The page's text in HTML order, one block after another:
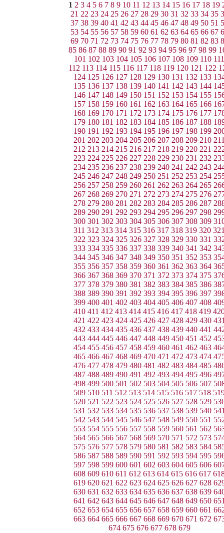
1 2 3 4 5 6 7 8 9 10 11 12 13 14 15 16 17 18 19
21 22 23 24 25 26 27 28 29 30 31 32 33 34 35
37 38 39 40 41 42 43 44 45 46 47 48 49 50 51
53 54 55 56 57 58 59 60 61 62 63 64 65 66 67
69 70 71 72 73 74 75 76 77 78 79 80 81 82 83
85 86 87 88 89 90 91 92 93 94 95 96 97 98 99
101 102 103 104 105 106 107 108 109 110 111
112 113 114 115 116 117 118 119 120 121 122
124 125 126 127 128 129 130 131 132 133
135 136 137 138 139 140 141 142 143 144
146 147 148 149 150 151 152 153 154 155
157 158 159 160 161 162 163 164 165 166
168 169 170 171 172 173 174 175 176 177
179 180 181 182 183 184 185 186 187 188
190 191 192 193 194 195 196 197 198 199
201 202 203 204 205 206 207 208 209 210
212 213 214 215 216 217 218 219 220 221
223 224 225 226 227 228 229 230 231 232
234 235 236 237 238 239 240 241 242 243
245 246 247 248 249 250 251 252 253 254
256 257 258 259 260 261 262 263 264 265
267 268 269 270 271 272 273 274 275 276
278 279 280 281 282 283 284 285 286 287
289 290 291 292 293 294 295 296 297 298
300 301 302 303 304 305 306 307 308 309
311 312 313 314 315 316 317 318 319 320
322 323 324 325 326 327 328 329 330 331
333 334 335 336 337 338 339 340 341 342
344 345 346 347 348 349 350 351 352 353
355 356 357 358 359 360 361 362 363 364
366 367 368 369 370 371 372 373 374 375
377 378 379 380 381 382 383 384 385 386
388 389 390 391 392 393 394 395 396 397
399 400 401 402 403 404 405 406 407 408
410 411 412 413 414 415 416 417 418 419
421 422 423 424 425 426 427 428 429 430
432 433 434 435 436 437 438 439 440 441
443 444 445 446 447 448 449 450 451 452
454 455 456 457 458 459 460 461 462 463
465 466 467 468 469 470 471 472 473 474
476 477 478 479 480 481 482 483 484 485
487 488 489 490 491 492 493 494 495 496
498 499 500 501 502 503 504 505 506 507
509 510 511 512 513 514 515 516 517 518
520 521 522 523 524 525 526 527 528 529
531 532 533 534 535 536 537 538 539 540
542 543 544 545 546 547 548 549 550 551
553 554 555 556 557 558 559 560 561 562
564 565 566 567 568 569 570 571 572 573
575 576 577 578 579 580 581 582 583 584
586 587 588 589 590 591 592 593 594 595
597 598 599 600 601 602 603 604 605 606
608 609 610 611 612 613 614 615 616 617
619 620 621 622 623 624 625 626 627 628
630 631 632 633 634 635 636 637 638 639
641 642 643 644 645 646 647 648 649 650
652 653 654 655 656 657 658 659 660 661
663 664 665 666 667 668 669 670 671 672
674 675 676 677 678 679